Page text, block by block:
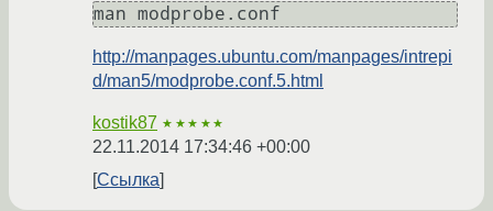
http://manpages.ubuntu.com/manpages/intrepi
d/man5/modprobe.conf.5.html
kostik87 ★★★★★
22.11.2014 17:34:46 +00:00
Ссылка